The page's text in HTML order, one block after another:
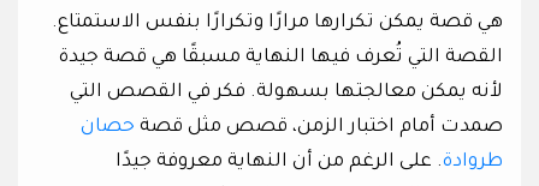
هي قصة يمكن تكرارها مرارًا وتكرارًا بنفس الاستمتاع.
القصة التي تُعرف فيها النهاية مسبقًا هي قصة جيدة
لأنه يمكن معالجتها بسهولة. فكر في القصص التي
صمدت أمام اختبار الزمن، قصص مثل قصة حصان
طروادة. على الرغم من أن النهاية معروفة جيدًا